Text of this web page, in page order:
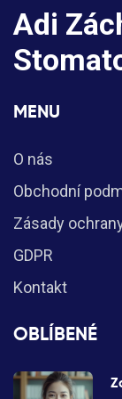
Adi
MENU
O nás
Obchodní
Zásady
GDPR
Kontakt
OBLÍBENÉ